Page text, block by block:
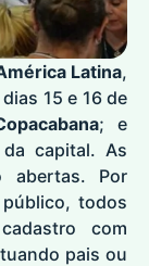
Latina,
15 e 16 de
; e
da capital. As
abertas. Por
todos
com
pais ou